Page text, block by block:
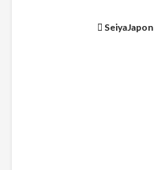
SeiyaJapon